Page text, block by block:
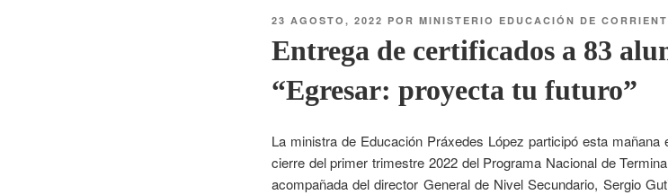
23 AGOSTO, 2022 POR MINISTERIO EDUCACIÓN DE
Entrega de certificados a 83
“Egresar: proyecta tu futuro”
La ministra de Educación Práxedes López participó esta
cierre del primer trimestre 2022 del Programa Nacional de
acompañada del director General de Nivel Secundario, Sergio